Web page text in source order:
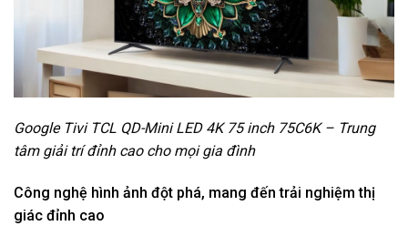
Google Tivi TCL QD-Mini LED 4K 75 inch 75C6K – Trung
tâm giải trí đỉnh cao cho mọi gia đình
Công nghệ hình ảnh đột phá, mang đến trải nghiệm thị
giác đỉnh cao